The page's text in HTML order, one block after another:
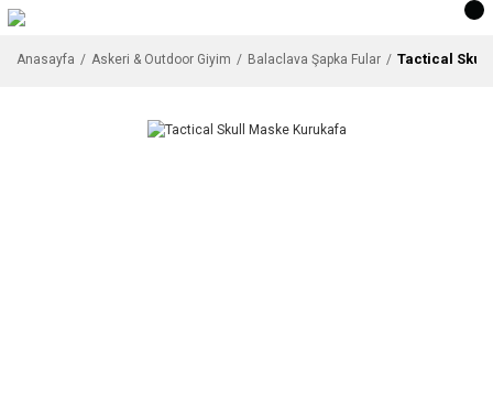
Anasayfa Askeri & Outdoor Giyim Balaclava Şapka Fular Tactical